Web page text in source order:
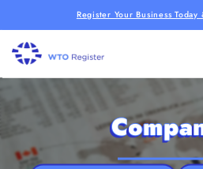
Register Your Business